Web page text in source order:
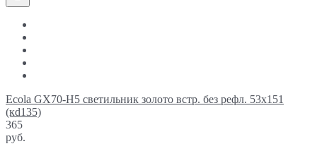
Ecola GX70-H5 светильник золото встр. без рефл. 53x151
(кd135)
365
руб.